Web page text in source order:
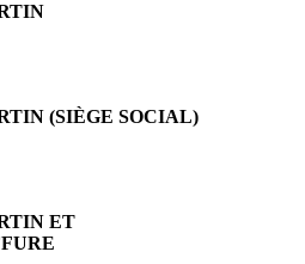
(SIÈGE SOCIAL)
ET